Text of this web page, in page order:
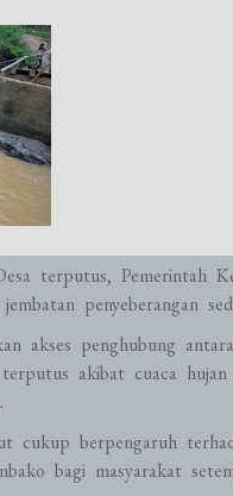
terputus, Pemerintah
penyeberangan
akses penghubung antara
akibat cuaca
cukup berpengaruh
bagi masyarakat